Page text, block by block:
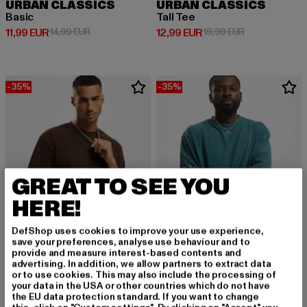
URBAN CLASSICS
Basic
11,99 EUR
Derzeitiger Preis: 11,99 EUR
14,99 EURAktionspreis: 14,99 EUR
URBAN CLASSICS
Tall Tee
12,99 EUR
Derzeitiger Preis: 12,99 EUR
19,99 EURAktionspreis:
-35%
URBAN CLASSICS
Tall Tee
19,99 EURAktionspreis: 19,99 EUR
-35%
URBAN CLASSICS
Tall
19,99 EURAktionspreis:
GREAT TO SEE YOU
HERE!
DefShop uses cookies to improve your use experience,
save your preferences, analyse use behaviour and to
provide and measure interest-based contents and
advertising. In addition, we allow partners to extract data
or to use cookies. This may also include the processing of
your data in the USA or other countries which do not have
the EU data protection standard. If you want to change